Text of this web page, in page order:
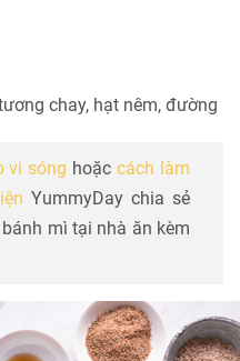
chay, hạt nêm, đường
vi sóng hoặccách làm
YummyDay chia sẻ
mì tại nhà ăn kèm